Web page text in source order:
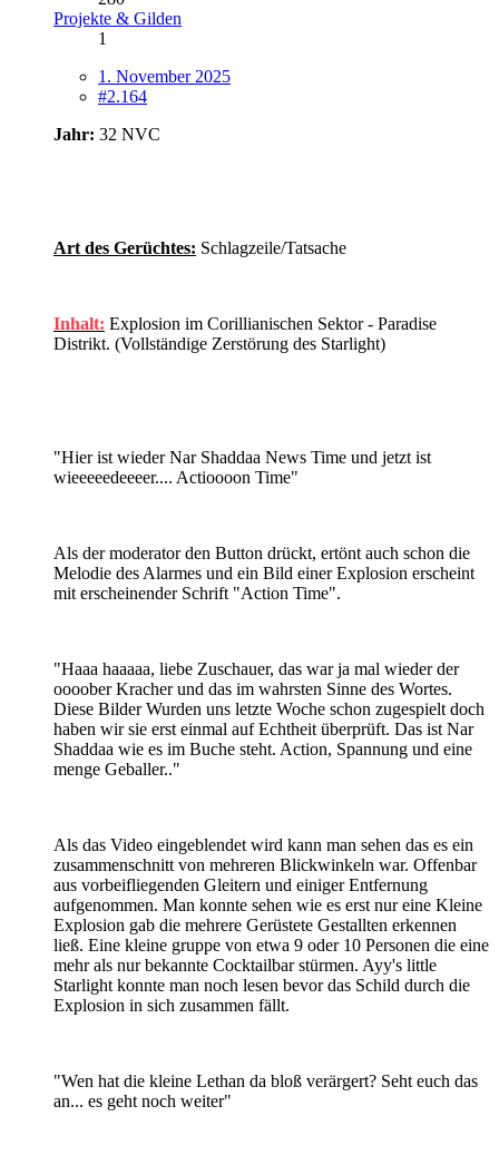
Projekte & Gilden
1
1. November 2025
#2.164
Jahr: 32 NVC
Art des Gerüchtes: Schlagzeile/Tatsache
Inhalt: Explosion im Corillianischen Sektor - Paradise
Distrikt. (Vollständige Zerstörung des Starlight)
"Hier ist wieder Nar Shaddaa News Time und jetzt ist
wieeeeedeeeer.... Actioooon Time"
Als der moderator den Button drückt, ertönt auch schon die
Melodie des Alarmes und ein Bild einer Explosion erscheint
mit erscheinender Schrift "Action Time".
"Haaa haaaaa, liebe Zuschauer, das war ja mal wieder der
oooober Kracher und das im wahrsten Sinne des Wortes.
Diese Bilder Wurden uns letzte Woche schon zugespielt doch
haben wir sie erst einmal auf Echtheit überprüft. Das ist Nar
Shaddaa wie es im Buche steht. Action, Spannung und eine
menge Geballer.."
Als das Video eingeblendet wird kann man sehen das es ein
zusammenschnitt von mehreren Blickwinkeln war. Offenbar
aus vorbeifliegenden Gleitern und einiger Entfernung
aufgenommen. Man konnte sehen wie es erst nur eine Kleine
Explosion gab die mehrere Gerüstete Gestallten erkennen
ließ. Eine kleine gruppe von etwa 9 oder 10 Personen die eine
mehr als nur bekannte Cocktailbar stürmen. Ayy's little
Starlight konnte man noch lesen bevor das Schild durch die
Explosion in sich zusammen fällt.
"Wen hat die kleine Lethan da bloß verärgert? Seht euch das
an... es geht noch weiter"